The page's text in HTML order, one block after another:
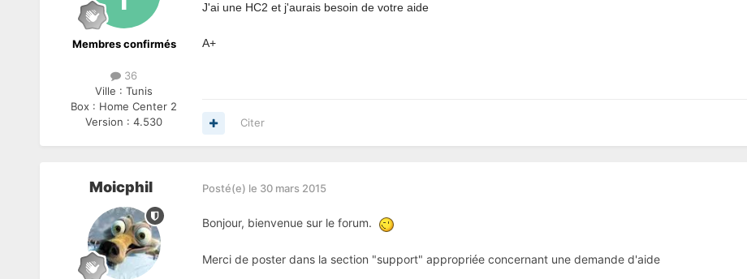
Membres confirmés
36
Ville :Tunis
Box : Home Center 2
Version :4.530
J'ai une HC2 et j'aurais besoin de votre aide
A+
Citer
Moicphil Posté(e) le 30 mars 2015
Bonjour, bienvenue sur le forum.
Merci de poster dans la section "support" appropriée concernant une demande d'aide